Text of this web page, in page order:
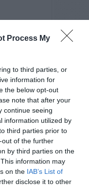
Process My
to third parties, or
information for
the below opt-out
note that after your
continue seeing
information utilized by
third parties prior to
of the further
by third parties on the
information may
on the IAB’s List of
disclose it to other
Defender